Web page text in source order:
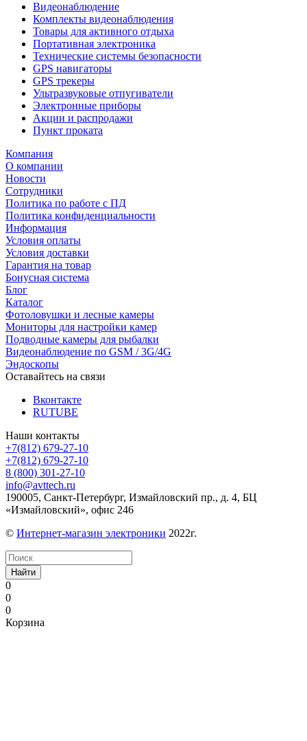
Видеонаблюдение
Комплекты видеонаблюдения
Товары для активного отдыха
Портативная электроника
Технические системы безопасности
GPS навигаторы
GPS трекеры
Ультразвуковые отпугиватели
Электронные приборы
Акции и распродажи
Пункт проката
Компания
О компании
Новости
Сотрудники
Политика по работе с ПД
Политика конфиденциальности
Информация
Условия оплаты
Условия доставки
Гарантия на товар
Бонусная система
Блог
Каталог
Фотоловушки и лесные камеры
Мониторы для настройки камер
Подводные камеры для рыбалки
Видеонаблюдение по GSM / 3G/4G
Эндоскопы
Оставайтесь на связи
Вконтакте
RUTUBE
Наши контакты
+7(812) 679-27-10
+7(812) 679-27-10
8 (800) 301-27-10
info@avttech.ru
190005, Санкт-Петербург, Измайловский пр., д. 4, БЦ
«Измайловский», офис 246
© Интернет-магазин электроники 2022г.
Найти
0
0
0
Корзина